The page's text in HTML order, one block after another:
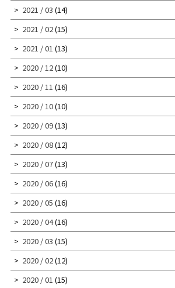
2021 / 03 (14)
2021 / 02(15)
2021 / 01 (13)
2020 / 12(10)
2020 / 11 (16)
2020 / 10(10)
2020 / 09(13)
2020 / 08(12)
2020 / 07(13)
2020 / 06(16)
2020 / 05 (16)
2020 / 04(16)
2020 / 03 (15)
2020 / 02(12)
2020 / 01 (15)